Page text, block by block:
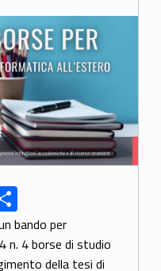
C
o
n
bando per
n. 4 borse di studio
della tesi di